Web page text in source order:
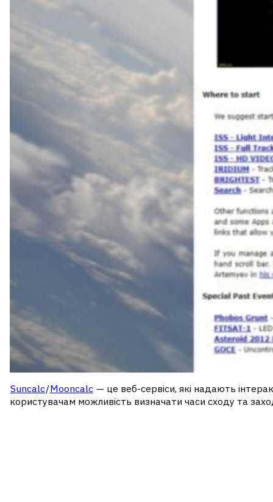
Suncalc/Mooncalc — це веб-сервіси, які надають
користувачам можливість визначати часи сходу та